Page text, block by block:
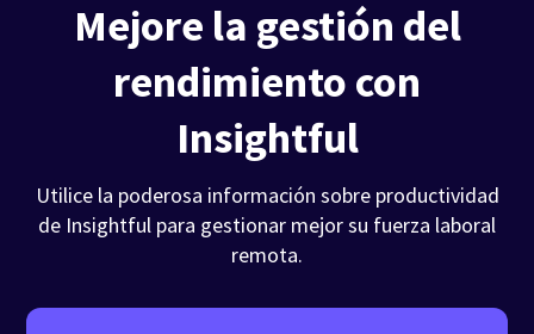
Mejore la gestión del
rendimiento con
Insightful
Utilice la poderosa información sobre productividad
de Insightful para gestionar mejor su fuerza laboral
remota.